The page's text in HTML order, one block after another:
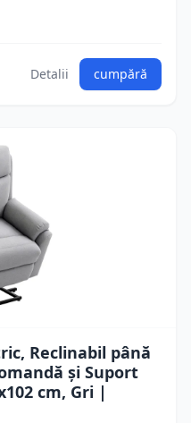
Detalii cumpără
Reclinabil până
și Suport
cm, Gri |